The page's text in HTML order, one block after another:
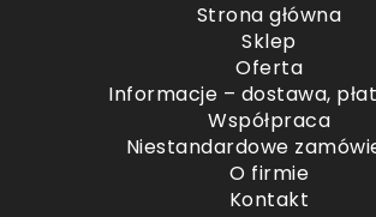
Strona główna
Sklep
Oferta
Informacje – dostawa,
Współpraca
Niestandardowe
O firmie
Kontakt